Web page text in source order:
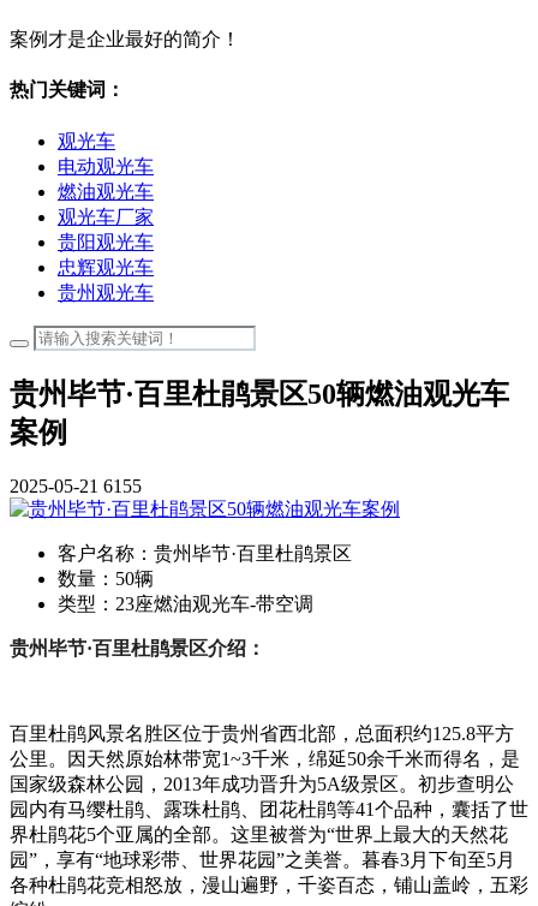
案例才是企业最好的简介！
热门关键词：
观光车
电动观光车
燃油观光车
观光车厂家
贵阳观光车
忠辉观光车
贵州观光车
贵州毕节·百里杜鹃景区50辆燃油观光车
案例
2025-05-21 6155
客户名称： 贵州毕节·百里杜鹃景区
数量： 50辆
类型： 23座燃油观光车-带空调
贵州毕节·百里杜鹃景区介绍：
百里杜鹃风景名胜区位于贵州省西北部，总面积约125.8平方
公里。因天然原始林带宽1~3千米，绵延50余千米而得名，是
国家级森林公园，2013年成功晋升为5A级景区。初步查明公
园内有马缨杜鹃、露珠杜鹃、团花杜鹃等41个品种，囊括了世
界杜鹃花5个亚属的全部。这里被誉为“世界上最大的天然花
园”，享有“地球彩带、世界花园”之美誉。暮春3月下旬至5月
各种杜鹃花竞相怒放，漫山遍野，千姿百态，铺山盖岭，五彩